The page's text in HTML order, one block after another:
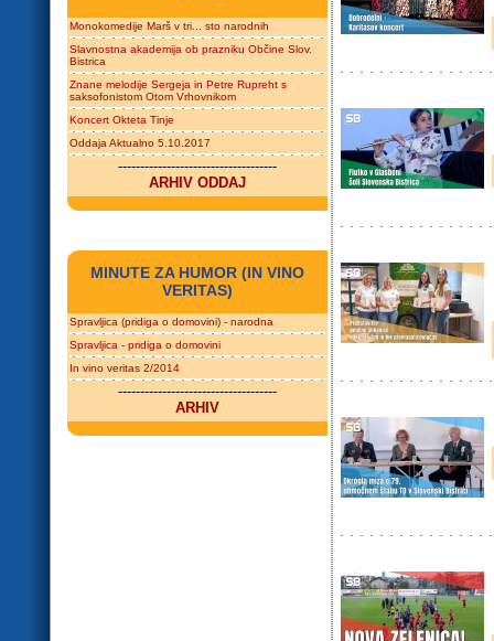
Monokomedije Marš v tri... sto narodnih
Slavnostna akademija ob prazniku Občine Slov.
Bistrica
Znane melodije Sergeja in Petre Rupreht s
saksofonistom Otom Vrhovnikom
Koncert Okteta Tinje
Oddaja Aktualno 5.10.2017
------------------------------------
ARHIV ODDAJ
MINUTE ZA HUMOR (IN VINO
VERITAS)
Spravljica (pridiga o domovini) - narodna
Spravljica - pridiga o domovini
In vino veritas 2/2014
------------------------------------
ARHIV